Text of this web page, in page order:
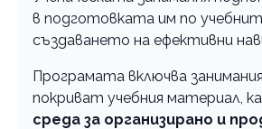
в подготовката им по
създаването на ефективни
Програмата включва
покриват учебния материал,
среда за организирано и